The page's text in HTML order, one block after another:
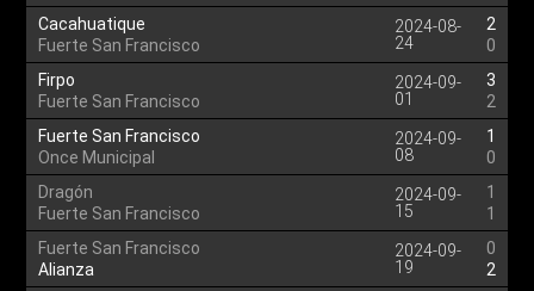
Cacahuatique
Fuerte San Francisco
2024-08-
24
2
0
Firpo
Fuerte San Francisco
2024-09-
01
3
2
Fuerte San Francisco
Once Municipal
2024-09-
08
1
0
Dragón
Fuerte San Francisco
2024-09-
15
1
1
Fuerte San Francisco
Alianza
2024-09-
19
0
2